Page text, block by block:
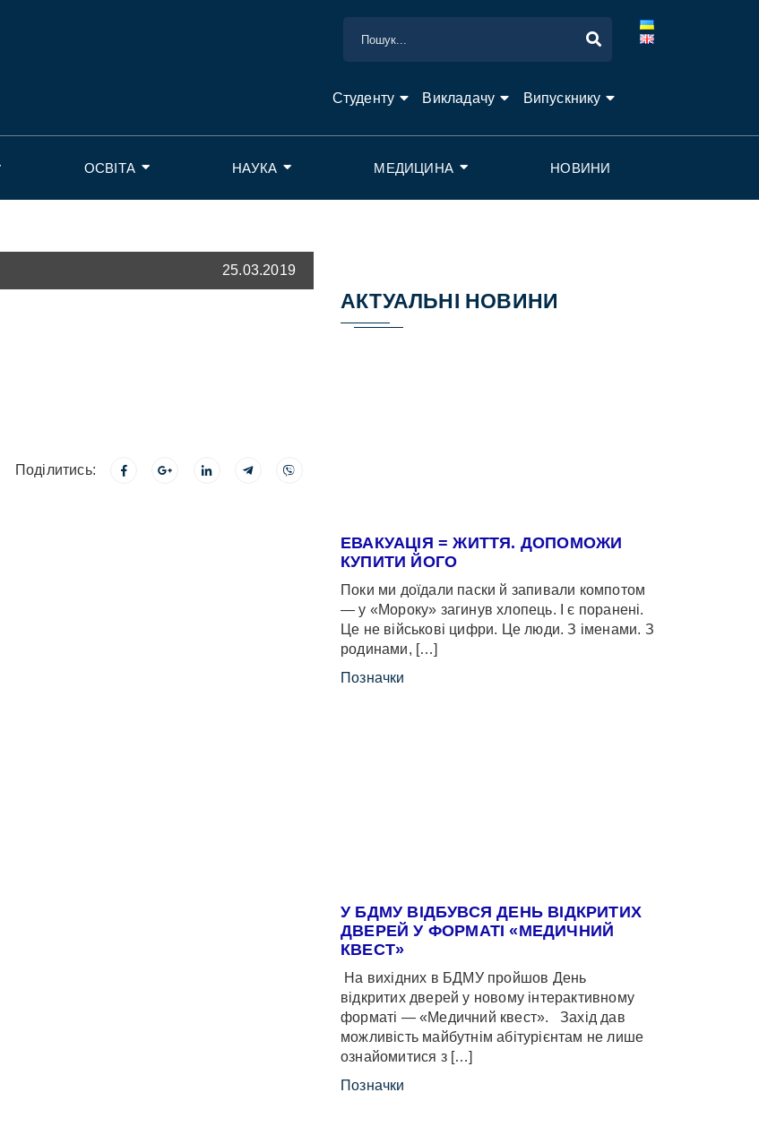
Студенту Викладачу Випускнику
ОСВІТА НАУКА МЕДИЦИНА НОВИНИ
25.03.2019
Поділитись:
АКТУАЛЬНІ НОВИНИ
ЕВАКУАЦІЯ = ЖИТТЯ. ДОПОМОЖИ
КУПИТИ ЙОГО
Поки ми доїдали паски й запивали компотом
— у «Мороку» загинув хлопець. І є поранені.
Це не військові цифри. Це люди. З іменами. З
родинами, […]
Позначки
У БДМУ ВІДБУВСЯ ДЕНЬ ВІДКРИТИХ
ДВЕРЕЙ У ФОРМАТІ «МЕДИЧНИЙ
КВЕСТ»
На вихідних в БДМУ пройшов День
відкритих дверей у новому інтерактивному
форматі — «Медичний квест». Захід дав
можливість майбутнім абітурієнтам не лише
ознайомитися з […]
Позначки